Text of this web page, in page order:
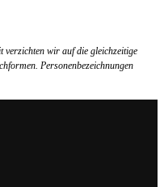
wir auf die gleichzeitige
Personenbezeichnungen